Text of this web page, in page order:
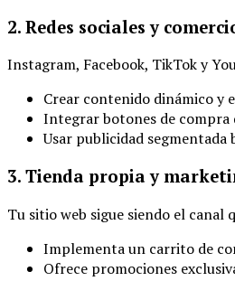
2. Redes sociales y
Instagram, Facebook, TikTok y
Crear contenido dinámico y
Integrar botones de
Usar publicidad
3. Tienda propia y
Tu sitio web sigue siendo el
Implementa un carrito de
Ofrece promociones